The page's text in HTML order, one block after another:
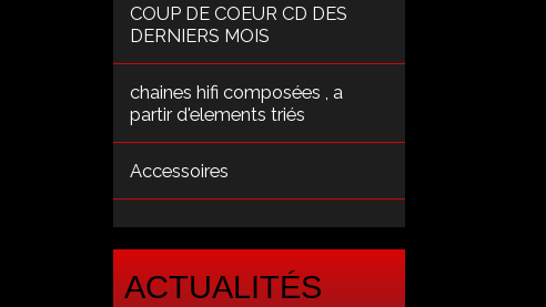
COUP DE COEUR CD DES
DERNIERS MOIS
chaines hifi composées , a
partir d'elements triés
Accessoires
ACTUALITÉS